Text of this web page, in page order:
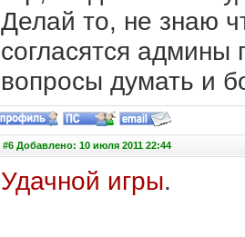
Делай то, не знаю
согласятся админы
вопросы думать и
#6 Добавлено: 10 июля 2011 22:44
Удачной игры.